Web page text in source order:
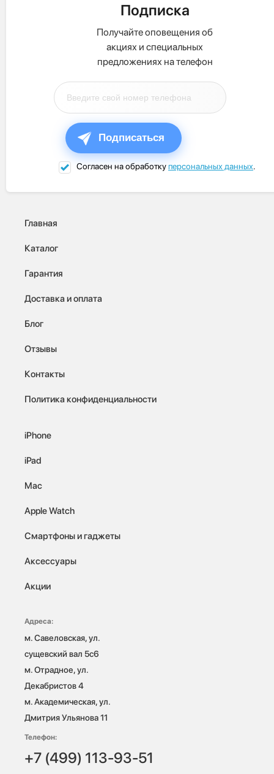
Подписка
Получайте оповещения об
акциях и специальных
предложениях на телефон
Подписаться
Согласен на обработкуперсональных данных.
Главная
Каталог
Гарантия
Доставка и оплата
Блог
Отзывы
Контакты
Политика конфиденциальности
iPhone
iPad
Mac
Apple Watch
Смартфоны и гаджеты
Аксессуары
Акции
Адреса:
м. Савеловская, ул.
сущевский вал 5с6
м. Отрадное, ул.
Декабристов 4
м. Академическая, ул.
Дмитрия Ульянова 11
Телефон:
+7 (499) 113-93-51